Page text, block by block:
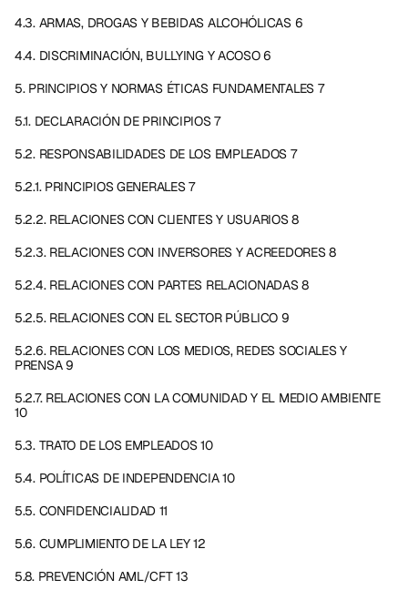
4.3. ARMAS, DROGAS Y BEBIDAS ALCOHÓLICAS 6
4.4. DISCRIMINACIÓN, BULLYING Y ACOSO 6
5. PRINCIPIOS Y NORMAS ÉTICAS FUNDAMENTALES 7
5.1. DECLARACIÓN DE PRINCIPIOS 7
5.2. RESPONSABILIDADES DE LOS EMPLEADOS 7
5.2.1. PRINCIPIOS GENERALES 7
5.2.2. RELACIONES CON CLIENTES Y USUARIOS 8
5.2.3. RELACIONES CON INVERSORES Y ACREEDORES 8
5.2.4. RELACIONES CON PARTES RELACIONADAS 8
5.2.5. RELACIONES CON EL SECTOR PÚBLICO 9
5.2.6. RELACIONES CON LOS MEDIOS, REDES SOCIALES Y
PRENSA 9
5.2.7. RELACIONES CON LA COMUNIDAD Y EL MEDIO AMBIENTE
10
5.3. TRATO DE LOS EMPLEADOS 10
5.4. POLÍTICAS DE INDEPENDENCIA 10
5.5. CONFIDENCIALIDAD 11
5.6. CUMPLIMIENTO DE LA LEY 12
5.8. PREVENCIÓN AML/CFT 13